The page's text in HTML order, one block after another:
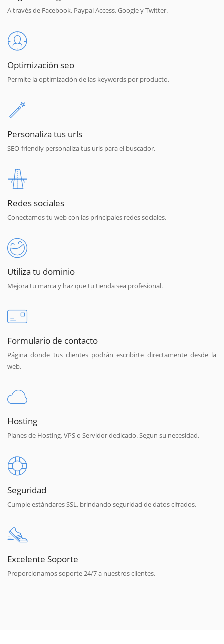
A través de Facebook, Paypal Access, Google y Twitter.
Optimización seo
Permite la optimización de las keywords por producto.
Personaliza tus urls
SEO-friendly personaliza tus urls para el buscador.
Redes sociales
Conectamos tu web con las principales redes sociales.
Utiliza tu dominio
Mejora tu marca y haz que tu tienda sea profesional.
Formulario de contacto
Página donde tus clientes podrán escribirte directamente desde la
web.
Hosting
Planes de Hosting, VPS o Servidor dedicado. Segun su necesidad.
Seguridad
Cumple estándares SSL, brindando seguridad de datos cifrados.
Excelente Soporte
Proporcionamos soporte 24/7 a nuestros clientes.